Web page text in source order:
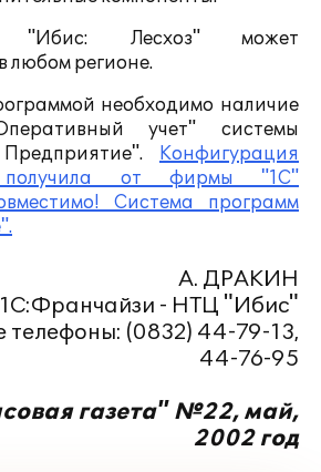
"Ибис: Лесхоз" может
любом регионе.
необходимо наличие
учет" системы
Конфигурация
получила от фирмы "1С"
Система программ
А. ДРАКИН
- НТЦ "Ибис"
телефоны: (0832) 44-79-13,
44-76-95
газета" №22, май,
2002 год